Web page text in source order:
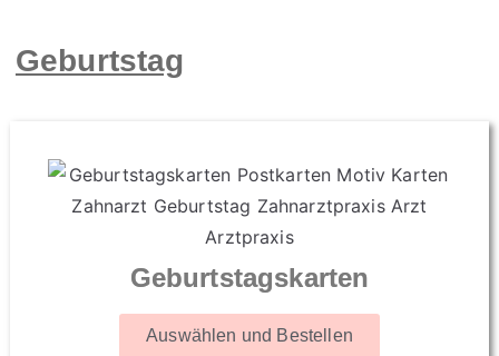
Geburtstag
Geburtstagskarten
Auswählen und Bestellen